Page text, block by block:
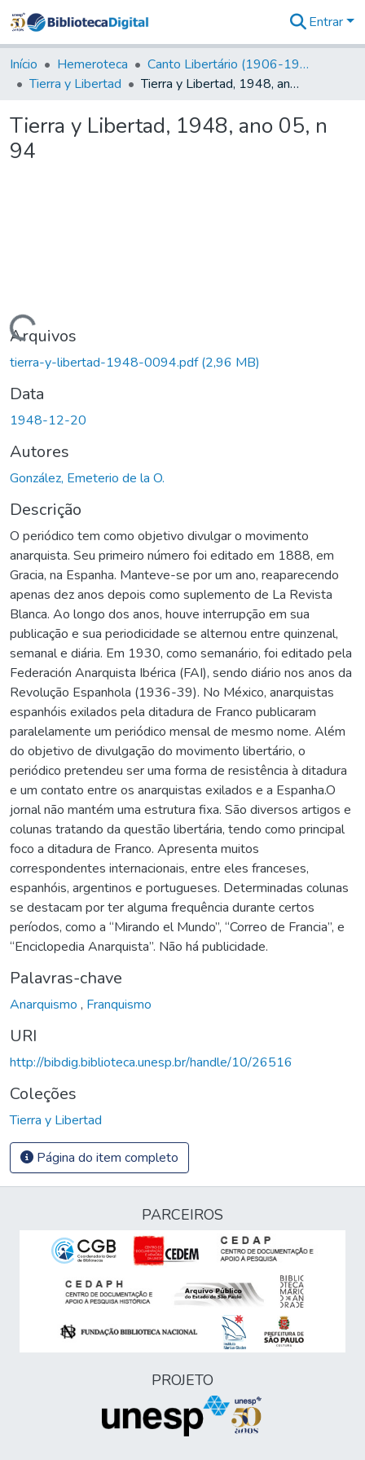
&
Coleções
Tudo na
Digital
Entrar
Início Hemeroteca
Canto Libertário (1906-1995)
Tierra y Libertad
Tierra y Libertad, 1948, ano 05, n 94
Tierra y Libertad, 1948, ano 05, n
94
Carregando...
Arquivos
tierra-y-libertad-1948-0094.pdf(2,96 MB)
Data
1948-12-20
Autores
González, Emeterio de la O.
Descrição
O periódico tem como objetivo divulgar o movimento
anarquista. Seu primeiro número foi editado em 1888, em
Gracia, na Espanha. Manteve-se por um ano, reaparecendo
apenas dez anos depois como suplemento de La Revista
Blanca. Ao longo dos anos, houve interrupção em sua
publicação e sua periodicidade se alternou entre quinzenal,
semanal e diária. Em 1930, como semanário, foi editado pela
Federación Anarquista Ibérica (FAI), sendo diário nos anos da
Revolução Espanhola (1936-39). No México, anarquistas
espanhóis exilados pela ditadura de Franco publicaram
paralelamente um periódico mensal de mesmo nome. Além
do objetivo de divulgação do movimento libertário, o
periódico pretendeu ser uma forma de resistência à ditadura
e um contato entre os anarquistas exilados e a Espanha.O
jornal não mantém uma estrutura fixa. São diversos artigos e
colunas tratando da questão libertária, tendo como principal
foco a ditadura de Franco. Apresenta muitos
correspondentes internacionais, entre eles franceses,
espanhóis, argentinos e portugueses. Determinadas colunas
se destacam por ter alguma frequência durante certos
períodos, como a “Mirando el Mundo”, “Correo de Francia”, e
“Enciclopedia Anarquista”. Não há publicidade.
Palavras-chave
Anarquismo , Franquismo
URI
http://bibdig.biblioteca.unesp.br/handle/10/26516
Coleções
Tierra y Libertad
Página do item completo
PARCEIROS
PROJETO